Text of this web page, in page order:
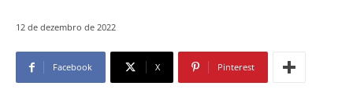
12 de dezembro de 2022
Facebook X Pinterest